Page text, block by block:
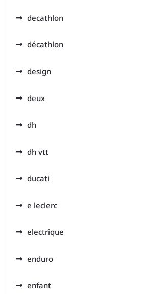
decathlon
décathlon
design
deux
dh
dh vtt
ducati
e leclerc
electrique
enduro
enfant